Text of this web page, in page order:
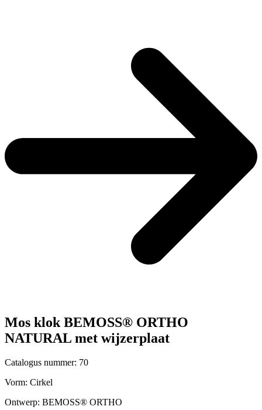
Mos klok BEMOSS® ORTHO
NATURAL met wijzerplaat
Catalogus nummer: 70
Vorm: Cirkel
Ontwerp: BEMOSS® ORTHO